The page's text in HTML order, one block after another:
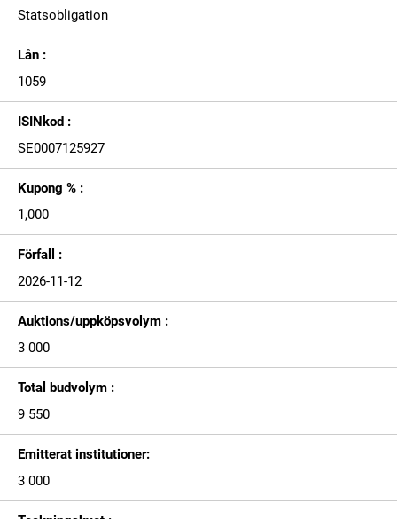
Statsobligation
Lån :
1059
ISINkod :
SE0007125927
Kupong % :
1,000
Förfall :
2026-11-12
Auktions/uppköpsvolym :
3 000
Total budvolym :
9 550
Emitterat institutioner:
3 000